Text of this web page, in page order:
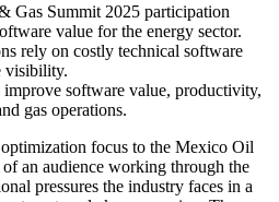
Gas Summit 2025 participation
value for the energy sector.
rely on costly technical software
visibility.
improve software value, productivity,
gas operations.
focus to the Mexico Oil
an audience working through the
pressures the industry faces in a